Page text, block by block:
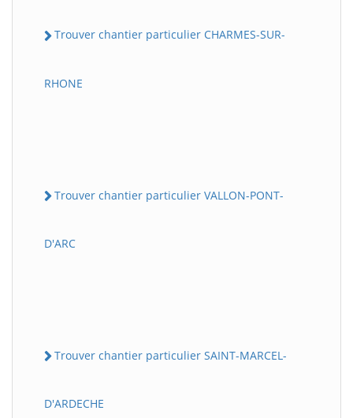
Trouver chantier particulier CHARMES-SUR-
RHONE
Trouver chantier particulier VALLON-PONT-
D'ARC
Trouver chantier particulier SAINT-MARCEL-
D'ARDECHE